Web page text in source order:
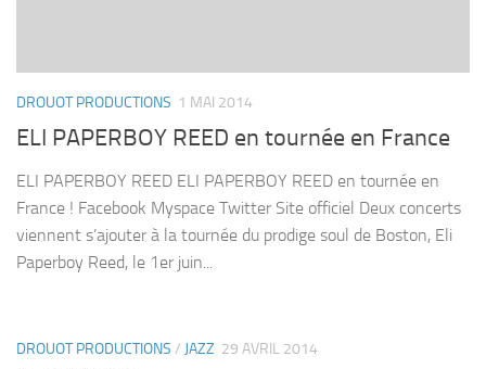
DROUOT PRODUCTIONS 1 MAI 2014
ELI PAPERBOY REED en tournée en France
ELI PAPERBOY REED ELI PAPERBOY REED en tournée en
France ! Facebook Myspace Twitter Site officiel Deux concerts
viennent s’ajouter à la tournée du prodige soul de Boston, Eli
Paperboy Reed, le 1er juin...
DROUOT PRODUCTIONS / JAZZ 29 AVRIL 2014